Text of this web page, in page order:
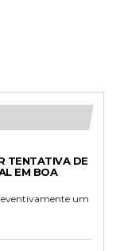
TENTATIVA DE
EM BOA
um